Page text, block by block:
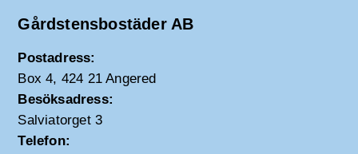
Gårdstensbostäder AB
Postadress:
Box 4, 424 21 Angered
Besöksadress:
Salviatorget 3
Telefon: